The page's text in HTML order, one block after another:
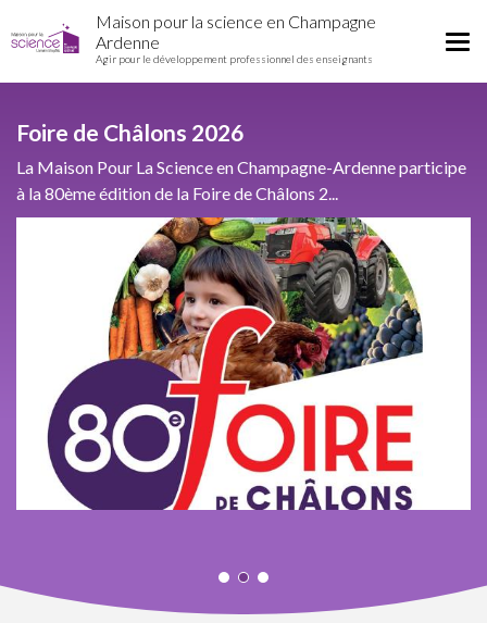
Région
au
contenu
Maison pour la science en Champagne
Ardenne
Agir pour le développement professionnel des enseignants
Foire de Châlons 2026
La Maison Pour La Science en Champagne-Ardenne participe
à la 80ème édition de la Foire de Châlons 2...